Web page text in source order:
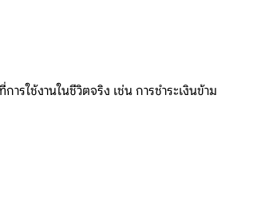
ใช้งานในชีวิตจริง เช่น การชำระเงินข้าม